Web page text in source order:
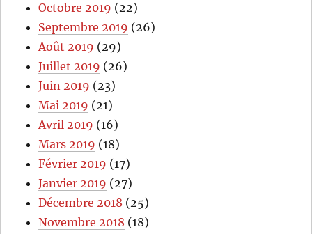
Octobre 2019 (22)
Septembre 2019 (26)
Août 2019 (29)
Juillet 2019 (26)
Juin 2019 (23)
Mai 2019 (21)
Avril 2019 (16)
Mars 2019 (18)
Février 2019 (17)
Janvier 2019 (27)
Décembre 2018 (25)
Novembre 2018 (18)